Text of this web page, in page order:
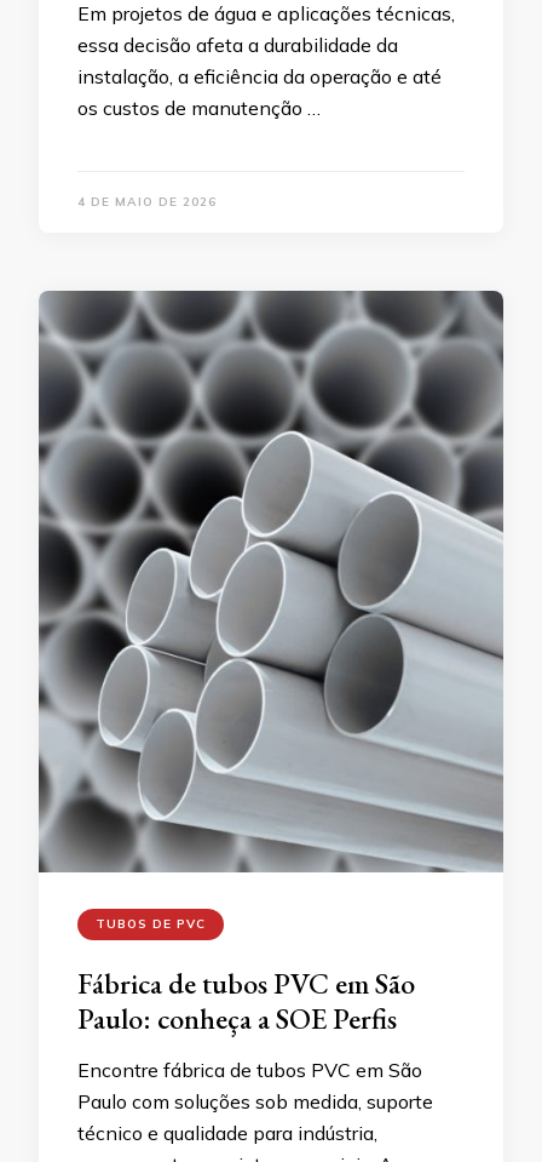
Em projetos de água e aplicações técnicas,
essa decisão afeta a durabilidade da
instalação, a eficiência da operação e até
os custos de manutenção …
4 DE MAIO DE 2026
TUBOS DE PVC
Fábrica de tubos PVC em São
Paulo: conheça a SOE Perfis
Encontre fábrica de tubos PVC em São
Paulo com soluções sob medida, suporte
técnico e qualidade para indústria,